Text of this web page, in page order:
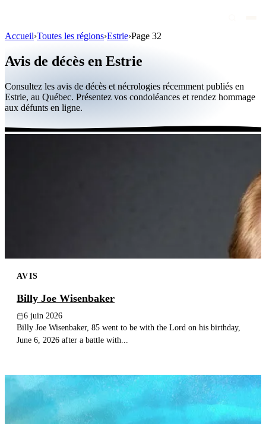
Personnalités publiques
Québec
Canada
International
Recherche
Accueil›Toutes les régions›Estrie›Page 32
Avis de décès en Estrie
Consultez les avis de décès et nécrologies récemment publiés en
Estrie, au Québec. Présentez vos condoléances et rendez hommage
aux défunts en ligne.
AVIS
Billy Joe Wisenbaker
6 juin 2026
Billy Joe Wisenbaker, 85 went to be with the Lord on his birthday,
June 6, 2026 after a battle with...